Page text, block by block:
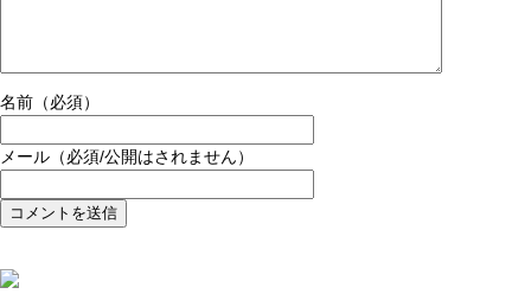
名前（必須）
メール（必須/公開はされません）